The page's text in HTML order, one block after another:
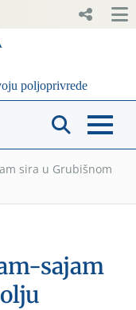
sira u Grubišnom
sajam